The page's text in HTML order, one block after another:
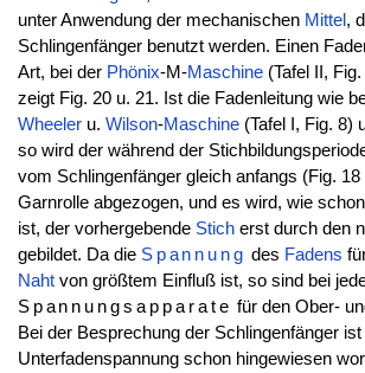
unter Anwendung der mechanischen Mittel,
Schlingenfänger benutzt werden. Einen
Art, bei der Phönix-M-Maschine(Tafel II, Fig.
zeigt Fig. 20 u. 21. Ist die Fadenleitung wie
Wheeleru. Wilson-Maschine(Tafel I, Fig. 8)
so wird der während der
vom Schlingenfänger gleich anfangs (Fig.
Garnrolle abgezogen, und es wird, wie
ist, der vorhergebende Sticherst durch den
gebildet. Da die Spannung des Fadens
Nahtvon größtem Einfluß ist, so sind bei
Spannungsapparate für den Ober-
Bei der Besprechung der Schlingenfänger ist
Unterfadenspannung schon hingewiesen